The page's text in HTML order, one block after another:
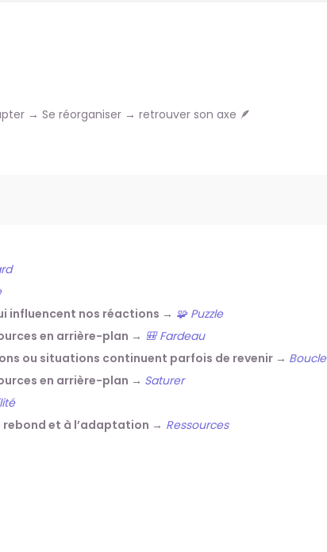
→ Se réorganiser → retrouver son axe 🪶
influencent nos réactions → 🧩 Puzzle
en arrière-plan → 🎒 Fardeau
ou situations continuent parfois de revenir → Boucle
en arrière-plan → Saturer
rebond et à l’adaptation → Ressources